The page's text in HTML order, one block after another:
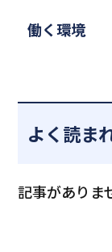
働く環境
よく読ま
記事がありま